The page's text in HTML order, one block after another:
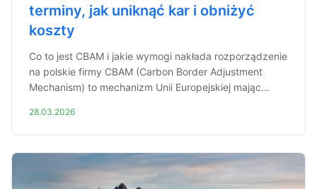
terminy, jak uniknąć kar i obniżyć
koszty
Co to jest CBAM i jakie wymogi nakłada rozporządzenie
na polskie firmy CBAM (Carbon Border Adjustment
Mechanism) to mechanizm Unii Europejskiej mając...
28.03.2026